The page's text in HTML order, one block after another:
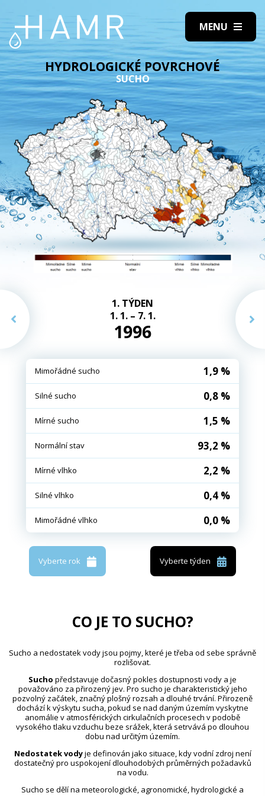
HYDROLOGICKÉ POVRCHOVÉ
SUCHO
1. TÝDEN
1. 1. – 7. 1.
1996
Mimořádné sucho 1,9 %
Silné sucho 0,8 %
Mírné sucho 1,5 %
Normální stav 93,2 %
Mírné vlhko 2,2 %
Silné vlhko 0,4 %
Mimořádné vlhko 0,0 %
Vyberte rok Vyberte týden
CO JE TO SUCHO?
Sucho a nedostatek vody jsou pojmy, které je třeba od sebe správně
rozlišovat.
Sucho představuje dočasný pokles dostupnosti vody a je
považováno za přirozený jev. Pro sucho je charakteristický jeho
pozvolný začátek, značný plošný rozsah a dlouhé trvání. Přirozeně
dochází k výskytu sucha, pokud se nad daným územím vyskytne
anomálie v atmosférických cirkulačních procesech v podobě
vysokého tlaku vzduchu beze srážek, která setrvává po dlouhou
dobu nad určitým územím.
Nedostatek vodyje definován jako situace, kdy vodní zdroj není
dostatečný pro uspokojení dlouhodobých průměrných požadavků
na vodu.
Sucho se dělí na meteorologické, agronomické, hydrologické a